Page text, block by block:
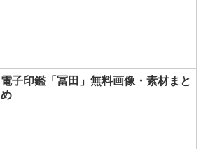
電子印鑑「冨田」無料画像・素材まと
め